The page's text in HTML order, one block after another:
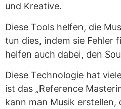
und Kreative.
Diese Tools helfen, die
tun dies, indem sie Fehler
helfen auch dabei, den
Diese Technologie hat
ist das „Reference
kann man Musik erstellen,